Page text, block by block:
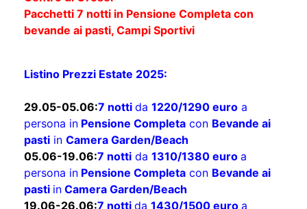
sulla spiaggia di Marina di Orosei e a 2km dal
Centro di Orosei
Pacchetti 7 notti in Pensione Completa con
Listino Prezzi Estate 2025:
29.05-05.06: 7 nottida 1220/1290 euro
persona in Pensione Completacon Bevande ai
pastiin Camera Garden/Beach
05.06-19.06:7 nottida 1310/1380 euro
persona in Pensione Completacon Bevande ai